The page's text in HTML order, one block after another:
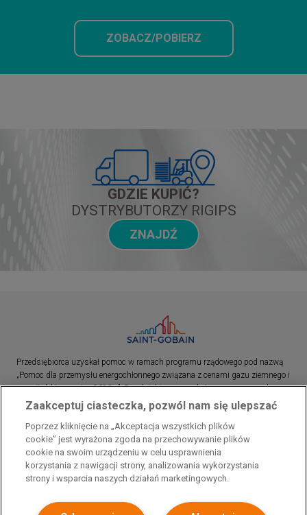
ZOBACZ/POBIERZ
GDZIE KUPIĆ?
DYSTRYBUTORZY RIGIPS
ZNAJDŹ
Przedsiębiorca uzyskał pomoc w ramach programu rządowego pod nazwą
„Pomoc dla przemysłu energochłonnego związana z cenami gazu ziemnego i
energii elektrycznej w 2023 r.”. Przedsiębiorca uzyskał pomoc w ramach
programu rządowego pod nazwą: „Pomoc dla sektorów energochłonnych
związana z nagłymi wzrostami cen gazu ziemnego i energii elektrycznej w
2022 r.”
Zaakceptuj ciasteczka, pozwól nam się ulepszać
Poprzez kliknięcie na „Akceptacja wszystkich plików
cookie” jest wyrażona zgoda na przechowywanie plików
cookie na swoim urządzeniu w celu usprawnienia
korzystania z nawigacji strony, analizowania wykorzystania
strony i wsparcia naszych działań marketingowych.